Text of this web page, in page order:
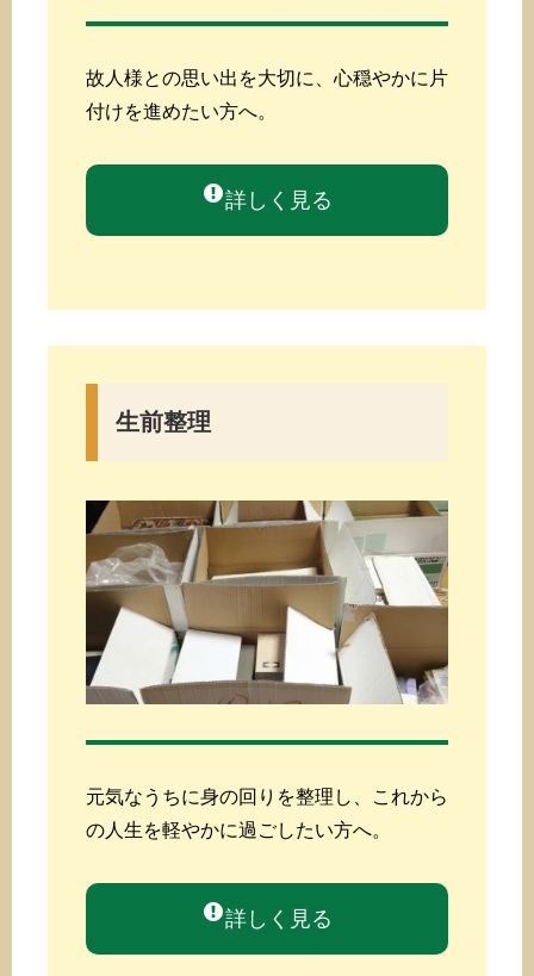
故人様との思い出を大切に、心穏やかに片
付けを進めたい方へ。
詳しく見る
生前整理
元気なうちに身の回りを整理し、これから
の人生を軽やかに過ごしたい方へ。
詳しく見る